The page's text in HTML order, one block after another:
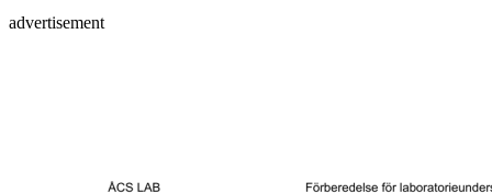
advertisement